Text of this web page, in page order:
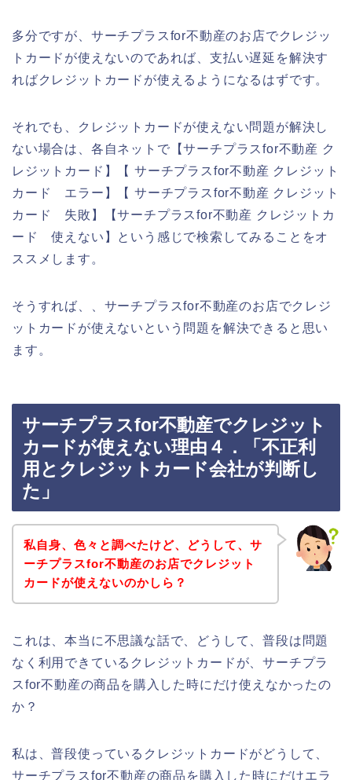
多分ですが、サーチプラスfor不動産のお店でクレジッ
トカードが使えないのであれば、支払い遅延を解決す
ればクレジットカードが使えるようになるはずです。
それでも、クレジットカードが使えない問題が解決し
ない場合は、各自ネットで【サーチプラスfor不動産 ク
レジットカード】【 サーチプラスfor不動産 クレジット
カード エラー】【 サーチプラスfor不動産 クレジット
カード 失敗】【サーチプラスfor不動産 クレジットカ
ード 使えない】という感じで検索してみることをオ
ススメします。
そうすれば、、サーチプラスfor不動産のお店でクレジ
ットカードが使えないという問題を解決できると思い
ます。
サーチプラスfor不動産でクレジット
カードが使えない理由４．「不正利
用とクレジットカード会社が判断し
た」
私自身、色々と調べたけど、どうして、サ
ーチプラスfor不動産のお店でクレジット
カードが使えないのかしら？
これは、本当に不思議な話で、どうして、普段は問題
なく利用できているクレジットカードが、サーチプラ
スfor不動産の商品を購入した時にだけ使えなかったの
か？
私は、普段使っているクレジットカードがどうして、
サーチプラスfor不動産の商品を購入した時にだけエラ